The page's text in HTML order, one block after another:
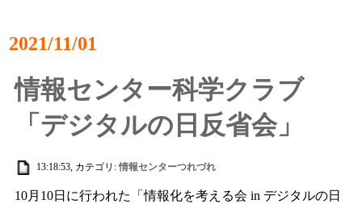
2021/11/01
情報センター科学クラブ
「デジタルの日反省会」
13:18:53, カテゴリ:情報センターつれづれ
10月10日に行われた「情報化を考える会 in デジタルの日